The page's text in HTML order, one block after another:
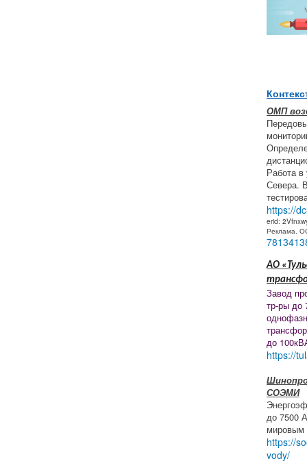
ОМП
Работа в
Севера.
https://
erid:
Реклама.
АО
Завод
тр-ры до
до
https://
СОЭМИ
до 7500
мировым
https://
vody/